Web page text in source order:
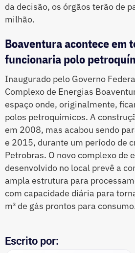
da decisão, os órgãos terão de
milhão.
Boaventura acontece em
funcionaria polo
Inaugurado pelo Governo
Complexo de Energias
espaço onde, originalmente,
polos petroquímicos. A
em 2008, mas acabou sendo
e 2015, durante um período de
Petrobras. O novo complexo de
desenvolvido no local prevê a
ampla estrutura para
com capacidade diária para
m³ de gás prontos para
Escrito por: